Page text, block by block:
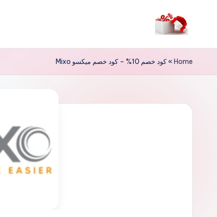
م
ر
ا
Home
»كود خصم 10% – كود خصم ميكسو Mixo